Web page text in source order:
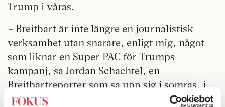
Trump i våras.
– Breitbart är inte längre en journalistisk
verksamhet utan snarare, enligt mig, något
som liknar en Super PAC för Trumps
kampanj, sa Jordan Schachtel, en
Breitbartreporter som sa upp sig i somras, i
en intervju nyligen.